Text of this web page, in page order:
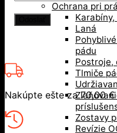
Ochrana pri
Laná
pádu
Postroje,
Tlmiče
Zostavy
Revízie
Nakúpte ešte za70,00€